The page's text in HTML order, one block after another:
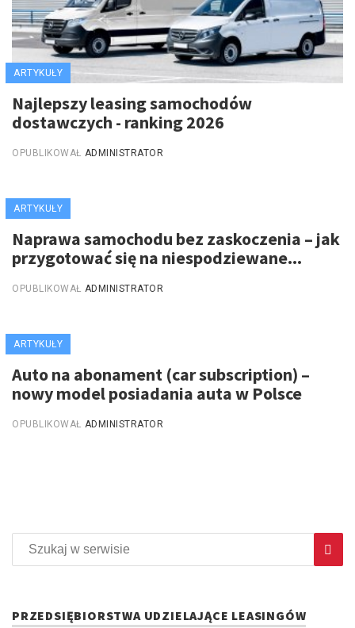
ARTYKUŁY
Najlepszy leasing samochodów
dostawczych - ranking 2026
OPUBLIKOWAŁ ADMINISTRATOR
ARTYKUŁY
Naprawa samochodu bez zaskoczenia – jak
przygotować się na niespodziewane...
OPUBLIKOWAŁ ADMINISTRATOR
ARTYKUŁY
Auto na abonament (car subscription) –
nowy model posiadania auta w Polsce
OPUBLIKOWAŁ ADMINISTRATOR
PRZEDSIĘBIORSTWA UDZIELAJĄCE LEASINGÓW